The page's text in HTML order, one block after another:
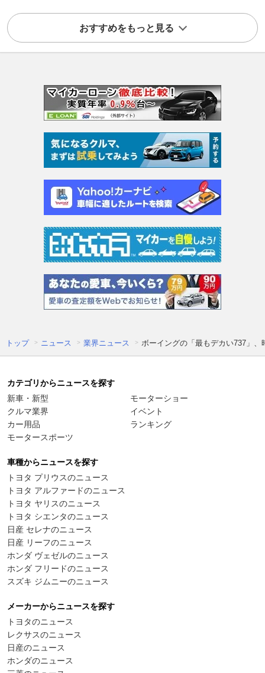
おすすめをもっと見る
トップ ニュース 業界ニュース ボーイングの「最もデカい737」
カテゴリからニュースを探す
新車・新型
クルマ業界
カー用品
モータースポーツ
モーターショー
イベント
ランキング
車種からニュースを探す
トヨタ プリウスのニュース
トヨタ アルファードのニュース
トヨタ ヤリスのニュース
トヨタ シエンタのニュース
日産 セレナのニュース
日産 リーフのニュース
ホンダ ヴェゼルのニュース
ホンダ フリードのニュース
スズキ ジムニーのニュース
メーカーからニュースを探す
トヨタのニュース
レクサスのニュース
日産のニュース
ホンダのニュース